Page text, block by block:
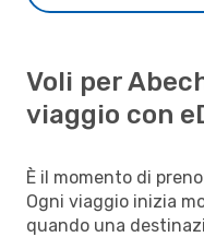
Voli per
viaggio con
È il momento di
Ogni viaggio inizia
quando una